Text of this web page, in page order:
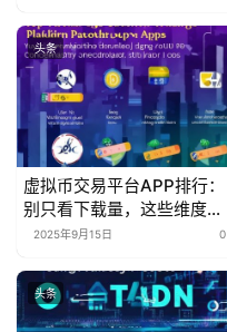
头条
虚拟币交易平台APP排行：
别只看下载量，这些维度才
是“真·核心指标”
2025年9月15日 0
头条